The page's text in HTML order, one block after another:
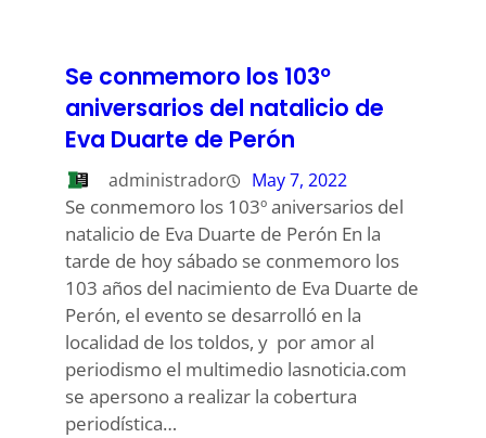
Se conmemoro los 103º
aniversarios del natalicio de
Eva Duarte de Perón
administrador May 7, 2022
Se conmemoro los 103º aniversarios del
natalicio de Eva Duarte de Perón En la
tarde de hoy sábado se conmemoro los
103 años del nacimiento de Eva Duarte de
Perón, el evento se desarrolló en la
localidad de los toldos, y por amor al
periodismo el multimedio lasnoticia.com
se apersono a realizar la cobertura
periodística…